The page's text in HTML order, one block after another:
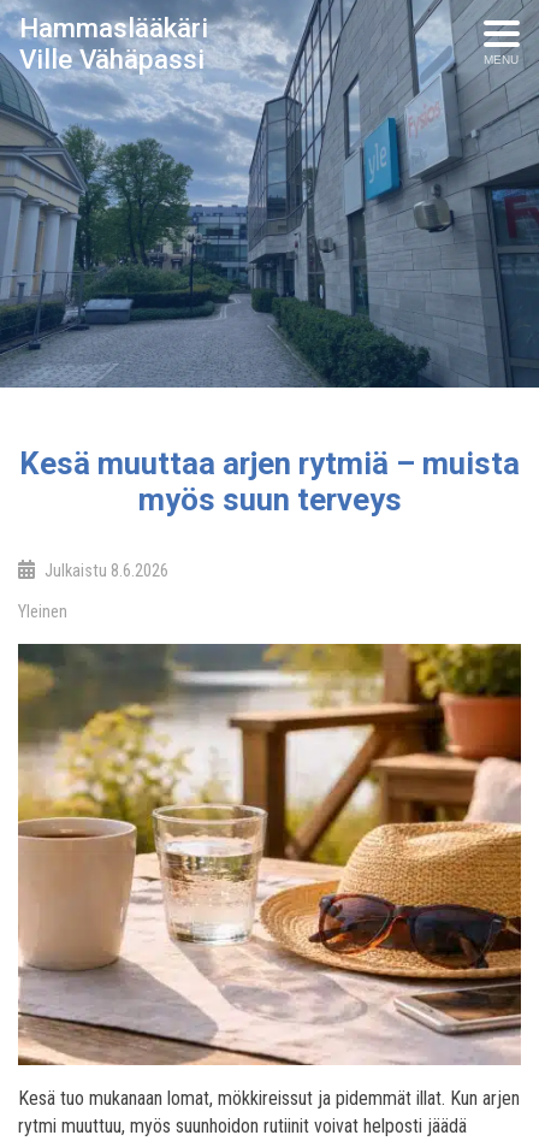
Hammaslääkäri
Ville Vähäpassi
MENU
Kesä muuttaa arjen rytmiä – muista
myös suun terveys
Julkaistu 8.6.2026
Yleinen
Kesä tuo mukanaan lomat, mökkireissut ja pidemmät illat. Kun arjen
rytmi muuttuu, myös suunhoidon rutiinit voivat helposti jäädä